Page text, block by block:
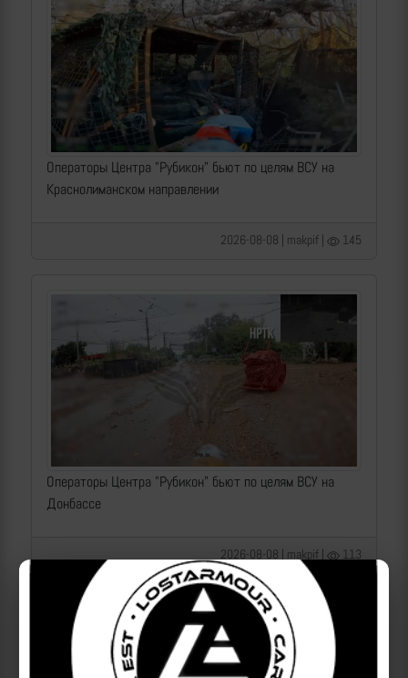
Операторы Центра "Рубикон" бьют по целям ВСУ на
Краснолиманском направлении
2026-08-08 | makpif | 145
Операторы Центра "Рубикон" бьют по целям ВСУ на
Донбассе
2026-08-08 | makpif | 113